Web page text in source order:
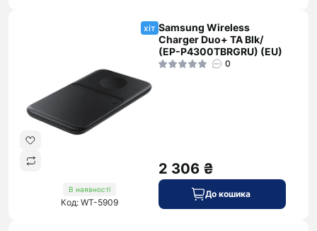
хіт
В наявності
Код: WT-5909
Samsung Wireless
Charger Duo+ TA Blk/
(EP-P4300TBRGRU) (EU)
0
2 306 ₴
До кошика